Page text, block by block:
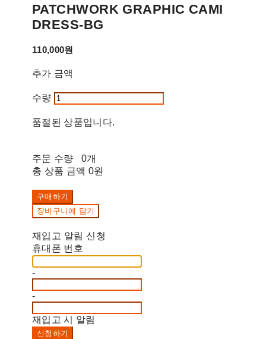
PATCHWORK GRAPHIC CAMI
DRESS-BG
110,000원
추가 금액
수량
품절된 상품입니다.
주문 수량
0개
총 상품 금액 0원
구매하기
장바구니에 담기
재입고 알림 신청
휴대폰 번호
-
-
재입고 시 알림
신청하기